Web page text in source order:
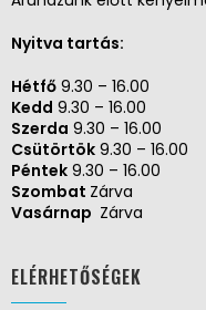
Nyitva tartás:
Hétfő 9.30 – 16.00
Kedd 9.30 – 16.00
Szerda 9.30 – 16.00
Csütörtök 9.30 – 16.00
Péntek 9.30 – 16.00
Szombat Zárva
Vasárnap Zárva
ELÉRHETŐSÉGEK